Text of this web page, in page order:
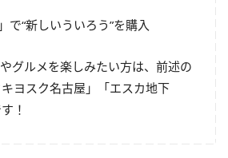
で“新しいういろう”を購入
グルメを楽しみたい方は、前述の
ヨスク名古屋」「エスカ地下
！